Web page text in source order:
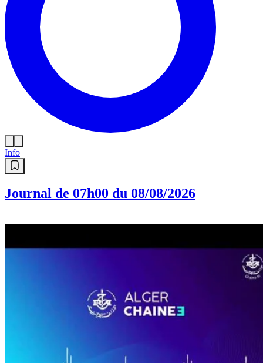
Info
Journal de 07h00 du 08/08/2026